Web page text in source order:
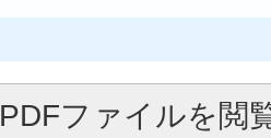
PDFファイルを閲